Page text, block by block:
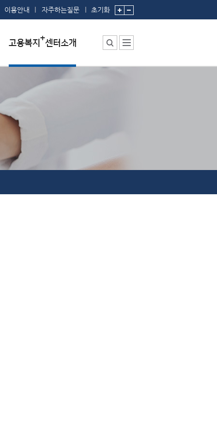
이용안내 자주하는질문 초기화
센터소장 인사말
센터에서 하는 일
부서 및 직원소개
시설안내
찾아오시는 길